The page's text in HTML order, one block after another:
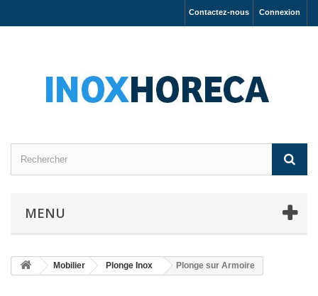
Connexion
Contactez-nous
MENU
Mobilier Plonge Inox Plonge sur Armoire